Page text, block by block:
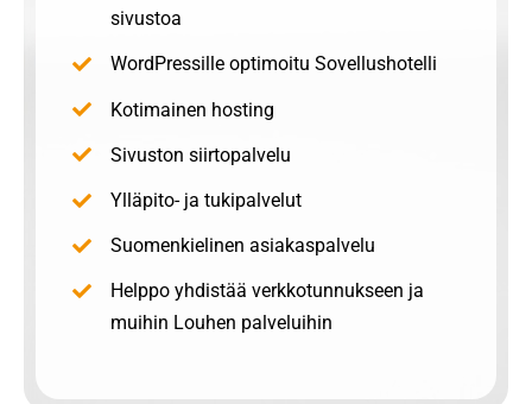
sivustoa
WordPressille optimoitu Sovellushotelli
Kotimainen hosting
Sivuston siirtopalvelu
Ylläpito- ja tukipalvelut
Suomenkielinen asiakaspalvelu
Helppo yhdistää verkkotunnukseen ja
muihin Louhen palveluihin